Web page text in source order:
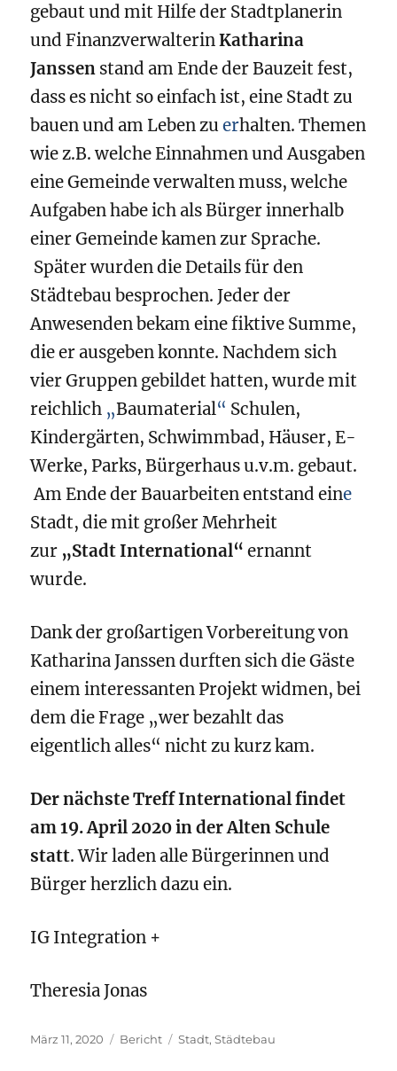
gebaut und mit Hilfe der Stadtplanerin
und FinanzverwalterinKatharina
Janssen stand am Ende der Bauzeit fest,
dass es nicht so einfach ist, eine Stadt zu
bauen und am Leben zuerhalten. Themen
wie z.B. welche Einnahmen und Ausgaben
eine Gemeinde verwalten muss, welche
Aufgaben habe ich als Bürger innerhalb
einer Gemeinde kamen zur Sprache.
Später wurden die Details für den
Städtebau besprochen. Jeder der
Anwesenden bekam eine fiktive Summe,
die er ausgeben konnte. Nachdem sich
vier Gruppen gebildet hatten, wurde mit
reichlich „Baumaterial“ Schulen,
Kindergärten, Schwimmbad, Häuser, E-
Werke, Parks, Bürgerhaus u.v.m. gebaut.
Am Ende der Bauarbeiten entstand eine
Stadt, die mit großer Mehrheit
zur „Stadt International“ ernannt
wurde.
Dank der großartigen Vorbereitung von
Katharina Janssen durften sich die Gäste
einem interessanten Projekt widmen, bei
dem die Frage „wer bezahlt das
eigentlich alles“ nicht zu kurz kam.
Der nächste Treff International findet
am 19. April 2020 in der Alten Schule
statt. Wir laden alle Bürgerinnen und
Bürger herzlich dazu ein.
IG Integration +
Theresia Jonas
Veröffentlicht
März 11, 2020 Kategorien
Bericht Schlagwörter
Stadt,Städtebau